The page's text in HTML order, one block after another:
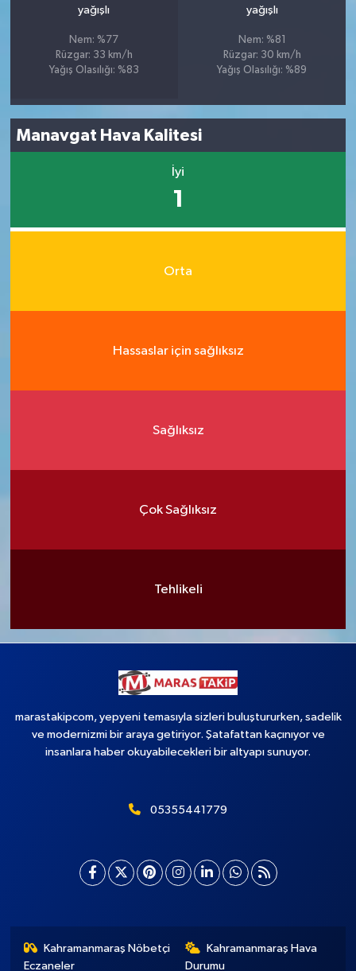
yağışlı
Nem: %77
Rüzgar: 33 km/h
Yağış Olasılığı: %83
yağışlı
Nem: %81
Rüzgar: 30 km/h
Yağış Olasılığı: %89
Manavgat Hava Kalitesi
İyi
1
Orta
Hassaslar için sağlıksız
Sağlıksız
Çok Sağlıksız
Tehlikeli
marastakipcom, yepyeni temasıyla sizleri buluştururken, sadelik
ve modernizmi bir araya getiriyor. Şatafattan kaçınıyor ve
insanlara haber okuyabilecekleri bir altyapı sunuyor.
05355441779
Kahramanmaraş Nöbetçi
Eczaneler
Kahramanmaraş Hava
Durumu